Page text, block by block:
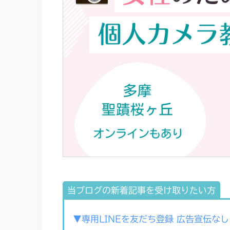
当ブログの新着記事を受け取りたい方
▼専用LINEを友だち登録 広告宣伝な